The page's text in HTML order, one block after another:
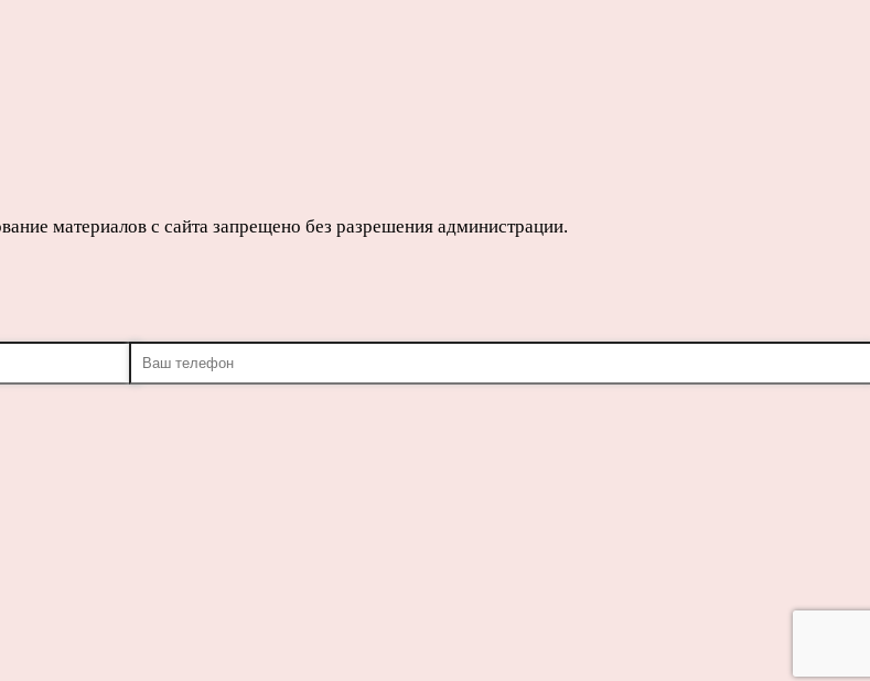
материалов с сайта запрещено без разрешения администрации.